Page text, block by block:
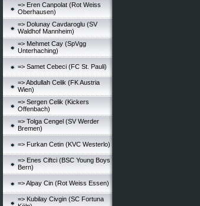
=> Eren Canpolat (Rot Weiss
Oberhausen)
=> Dolunay Cavdaroglu (SV
Waldhof Mannheim)
=> Mehmet Cay (SpVgg
Unterhaching)
=> Samet Cebeci (FC St. Pauli)
=> Abdullah Celik (FK Austria
Wien)
=> Sergen Celik (Kickers
Offenbach)
=> Tolga Cengel (SV Werder
Bremen)
=> Furkan Cetin (KVC Westerlo)
=> Enes Ciftci (BSC Young Boys
Bern)
=> Alpay Cin (Rot Weiss Essen)
=> Kubilay Civgin (SC Fortuna